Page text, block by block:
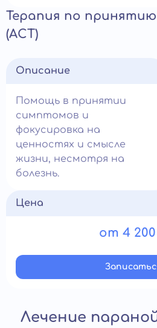
Терапия по
(ACT)
Описание
Помощь в принятии
симптомов и
фокусировка на
ценностях и смысле
жизни, несмотря на
болезнь.
Цена
от 4
Лечение